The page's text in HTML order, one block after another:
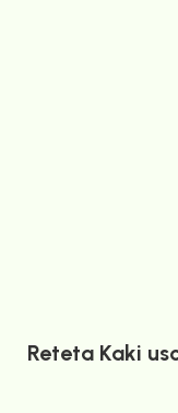
Reteta Kaki